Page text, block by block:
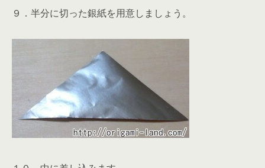
９．半分に切った銀紙を用意しましょう。